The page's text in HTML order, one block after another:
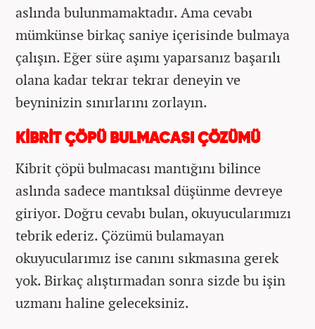
aslında bulunmamaktadır. Ama cevabı
mümkünse birkaç saniye içerisinde bulmaya
çalışın. Eğer süre aşımı yaparsanız başarılı
olana kadar tekrar tekrar deneyin ve
beyninizin sınırlarını zorlayın.
KİBRİT ÇÖPÜ BULMACASI ÇÖZÜMÜ
Kibrit çöpü bulmacası mantığını bilince
aslında sadece mantıksal düşünme devreye
giriyor. Doğru cevabı bulan, okuyucularımızı
tebrik ederiz. Çözümü bulamayan
okuyucularımız ise canını sıkmasına gerek
yok. Birkaç alıştırmadan sonra sizde bu işin
uzmanı haline geleceksiniz.